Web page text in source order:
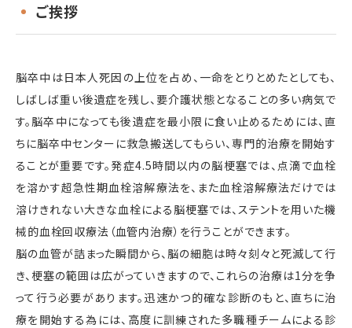
ご挨拶
脳卒中は日本人死因の上位を占め、一命をとりとめたとしても、
しばしば重い後遺症を残し、要介護状態となることの多い病気で
す。脳卒中になっても後遺症を最小限に食い止めるためには、直
ちに脳卒中センターに救急搬送してもらい、専門的治療を開始す
ることが重要です。発症4.5時間以内の脳梗塞では、点滴で血栓
を溶かす超急性期血栓溶解療法を、また血栓溶解療法だけでは
溶けきれない大きな血栓による脳梗塞では、ステントを用いた機
械的血栓回収療法（血管内治療）を行うことができます。
脳の血管が詰まった瞬間から、脳の細胞は時々刻々と死滅して行
き、梗塞の範囲は広がっていきますので、これらの治療は1分を争
って行う必要があります。迅速かつ的確な診断のもと、直ちに治
療を開始する為には、高度に訓練された多職種チームによる診